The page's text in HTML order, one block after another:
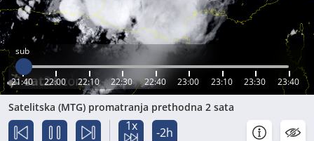
sub
21:40 22:00 22:10 22:30 22:40 23:00 23:10 23:30 23:40
Satelitska (MTG) promatranja prethodna 2 sata
1x -2h